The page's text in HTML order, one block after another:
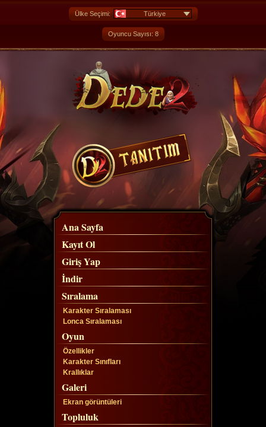
Ülke Seçimi: Türkiye
Oyuncu Sayısı: 8
Ana Sayfa
Kayıt Ol
Giriş Yap
İndir
Sıralama
Karakter Sıralaması
Lonca Sıralaması
Oyun
Özellikler
Karakter Sınıfları
Krallıklar
Galeri
Ekran görüntüleri
Topluluk